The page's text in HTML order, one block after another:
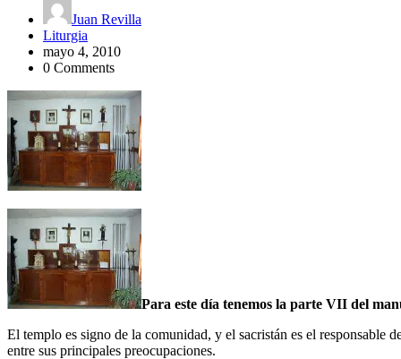
Juan Revilla
Liturgia
mayo 4, 2010
0 Comments
Para este día tenemos la parte VII del
El templo es signo de la comunidad, y el sacristán es el responsable
entre sus principales preocupaciones.